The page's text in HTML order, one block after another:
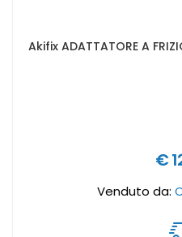
€
Venduto da: